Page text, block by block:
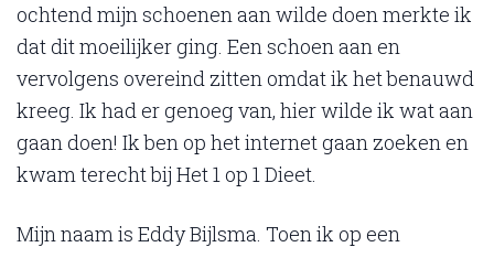
ochtend mijn schoenen aan wilde doen merkte ik
dat dit moeilijker ging. Een schoen aan en
vervolgens overeind zitten omdat ik het benauwd
kreeg. Ik had er genoeg van, hier wilde ik wat aan
gaan doen! Ik ben op het internet gaan zoeken en
kwam terecht bij Het 1 op 1 Dieet.
Mijn naam is Eddy Bijlsma. Toen ik op een